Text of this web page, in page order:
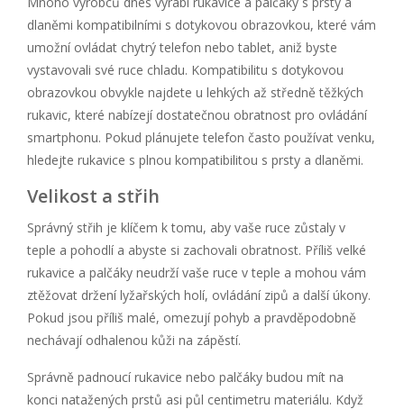
dlaněmi kompatibilními s dotykovou obrazovkou, které vám
umožní ovládat chytrý telefon nebo tablet, aniž byste
vystavovali své ruce chladu. Kompatibilitu s dotykovou
obrazovkou obvykle najdete u lehkých až středně těžkých
rukavic, které nabízejí dostatečnou obratnost pro ovládání
smartphonu. Pokud plánujete telefon často používat venku,
hledejte rukavice s plnou kompatibilitou s prsty a dlaněmi.
Velikost a střih
Správný střih je klíčem k tomu, aby vaše ruce zůstaly v
teple a pohodlí a abyste si zachovali obratnost. Příliš velké
rukavice a palčáky neudrží vaše ruce v teple a mohou vám
ztěžovat držení lyžařských holí, ovládání zipů a další úkony.
Pokud jsou příliš malé, omezují pohyb a pravděpodobně
nechávají odhalenou kůži na zápěstí.
Správně padnoucí rukavice nebo palčáky budou mít na
konci natažených prstů asi půl centimetru materiálu. Když